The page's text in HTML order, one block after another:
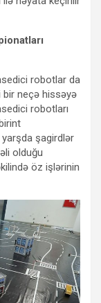
robotlar da
neçə hissəyə
robotları
yarşda şagirdlər
olduğu
öz işlərinin